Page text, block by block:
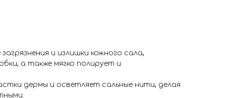
и излишки кожного сала,
а также мягко полирует и
дермы и осветляет сальные нити, делая